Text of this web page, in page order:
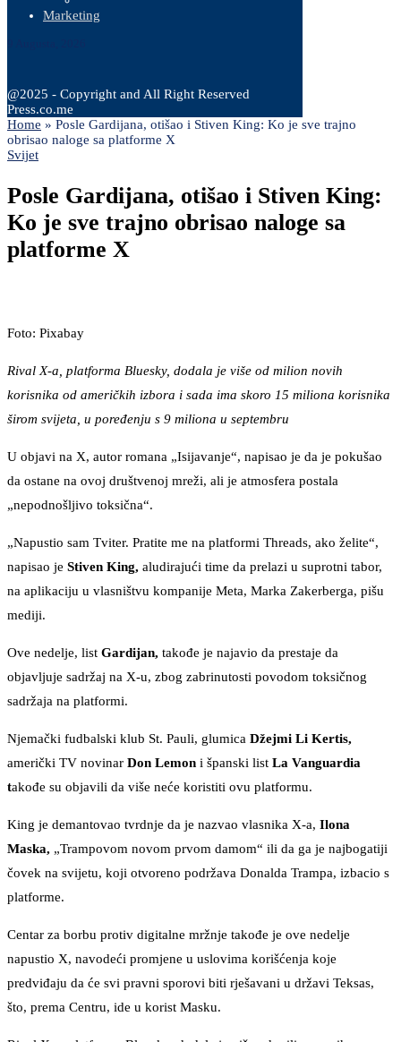
Marketing
@2025 - Copyright and All Right Reserved
Press.co.me
Home » Posle Gardijana, otišao i Stiven King: Ko je sve trajno
obrisao naloge sa platforme X
Svijet
Posle Gardijana, otišao i Stiven King:
Ko je sve trajno obrisao naloge sa
platforme X
Foto: Pixabay
Rival X-a, platforma Bluesky, dodala je više od milion novih
korisnika od američkih izbora i sada ima skoro 15 miliona korisnika
širom svijeta, u poređenju s 9 miliona u septembru
U objavi na X, autor romana „Isijavanje“, napisao je da je pokušao
da ostane na ovoj društvenoj mreži, ali je atmosfera postala
„nepodnošljivo toksična“.
„Napustio sam Tviter. Pratite me na platformi Threads, ako želite“,
napisao je Stiven King, aludirajući time da prelazi u suprotni tabor,
na aplikaciju u vlasništvu kompanije Meta, Marka Zakerberga, pišu
mediji.
Ove nedelje, list Gardijan, takođe je najavio da prestaje da
objavljuje sadržaj na X-u, zbog zabrinutosti povodom toksičnog
sadržaja na platformi.
Njemački fudbalski klub St. Pauli, glumica Džejmi Li Kertis,
američki TV novinar Don Lemon i španski list La Vanguardia
takođe su objavili da više neće koristiti ovu platformu.
King je demantovao tvrdnje da je nazvao vlasnika X-a, Ilona
Maska, „Trampovom novom prvom damom“ ili da ga je najbogatiji
čovek na svijetu, koji otvoreno podržava Donalda Trampa, izbacio s
platforme.
Centar za borbu protiv digitalne mržnje takođe je ove nedelje
napustio X, navodeći promjene u uslovima korišćenja koje
predviđaju da će svi pravni sporovi biti rješavani u državi Teksas,
što, prema Centru, ide u korist Masku.